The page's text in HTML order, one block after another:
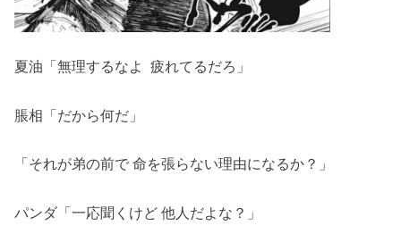
夏油「無理するなよ 疲れてるだろ」
脹相「だから何だ」
「それが弟の前で 命を張らない理由になるか？」
パンダ「一応聞くけど 他人だよな？」